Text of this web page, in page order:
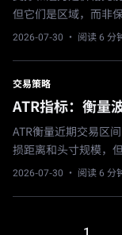
但它们是区域，而非
2026-07-30 · 阅读 6 分
交易策略
ATR指标：衡量
ATR衡量近期交易区
损距离和头寸规模，
2026-07-30 · 阅读 6 分